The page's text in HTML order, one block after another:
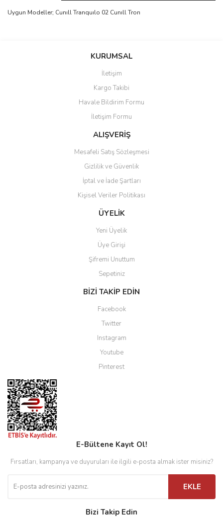
Uygun Modeller; Cunıll Tranquılo 02 Cunıll Tron
Bu ürüne ilk yorumu siz yapın!
Ürün resmi kalitesiz, bozuk veya görüntülenemiyor.
Ürün açıklamasında eksik bilgiler bulunuyor.
Ürün bilgilerinde hatalar bulunuyor.
Ürün fiyatı diğer sitelerden daha pahalı.
Gönder
KURUMSAL
İletişim
Kargo Takibi
Havale Bildirim Formu
İletişim Formu
ALIŞVERİŞ
Mesafeli Satış Sözleşmesi
Gizlilik ve Güvenlik
İptal ve İade Şartları
Kişisel Veriler Politikası
ÜYELİK
Yeni Üyelik
Üye Girişi
Şifremi Unuttum
Sepetiniz
BİZİ TAKİP EDİN
Facebook
Twitter
Instagram
Youtube
Pinterest
E-Bültene Kayıt Ol!
Fırsatları, kampanya ve duyuruları ile ilgili e-posta almak ister misiniz?
EKLE
Bizi Takip Edin